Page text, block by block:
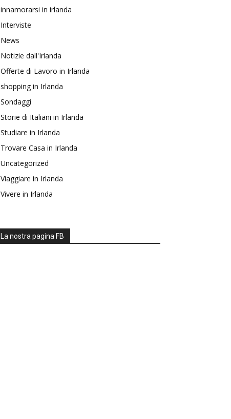
innamorarsi in irlanda
Interviste
News
Notizie dall'Irlanda
Offerte di Lavoro in Irlanda
shopping in Irlanda
Sondaggi
Storie di Italiani in Irlanda
Studiare in Irlanda
Trovare Casa in Irlanda
Uncategorized
Viaggiare in Irlanda
Vivere in Irlanda
La nostra pagina FB